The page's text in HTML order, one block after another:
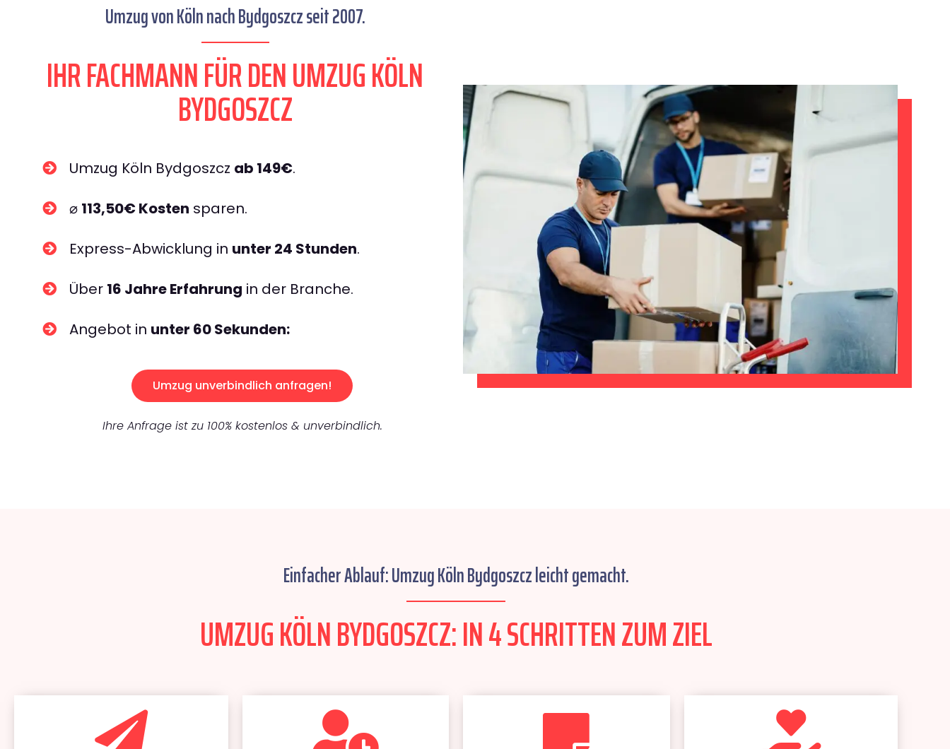
Umzug von Köln nach Bydgoszcz seit 2007.
IHR FACHMANN FÜR DEN UMZUG KÖLN
BYDGOSZCZ
Umzug Köln Bydgoszcz ab 149€.
⌀ 113,50€ Kosten sparen.
Express-Abwicklung in unter 24 Stunden.
Über 16 Jahre Erfahrung in der Branche.
Angebot in unter 60 Sekunden:
Umzug unverbindlich anfragen!
Ihre Anfrage ist zu 100% kostenlos & unverbindlich.
Einfacher Ablauf: Umzug Köln Bydgoszcz leicht gemacht.
UMZUG KÖLN BYDGOSZCZ: IN 4 SCHRITTEN ZUM ZIEL